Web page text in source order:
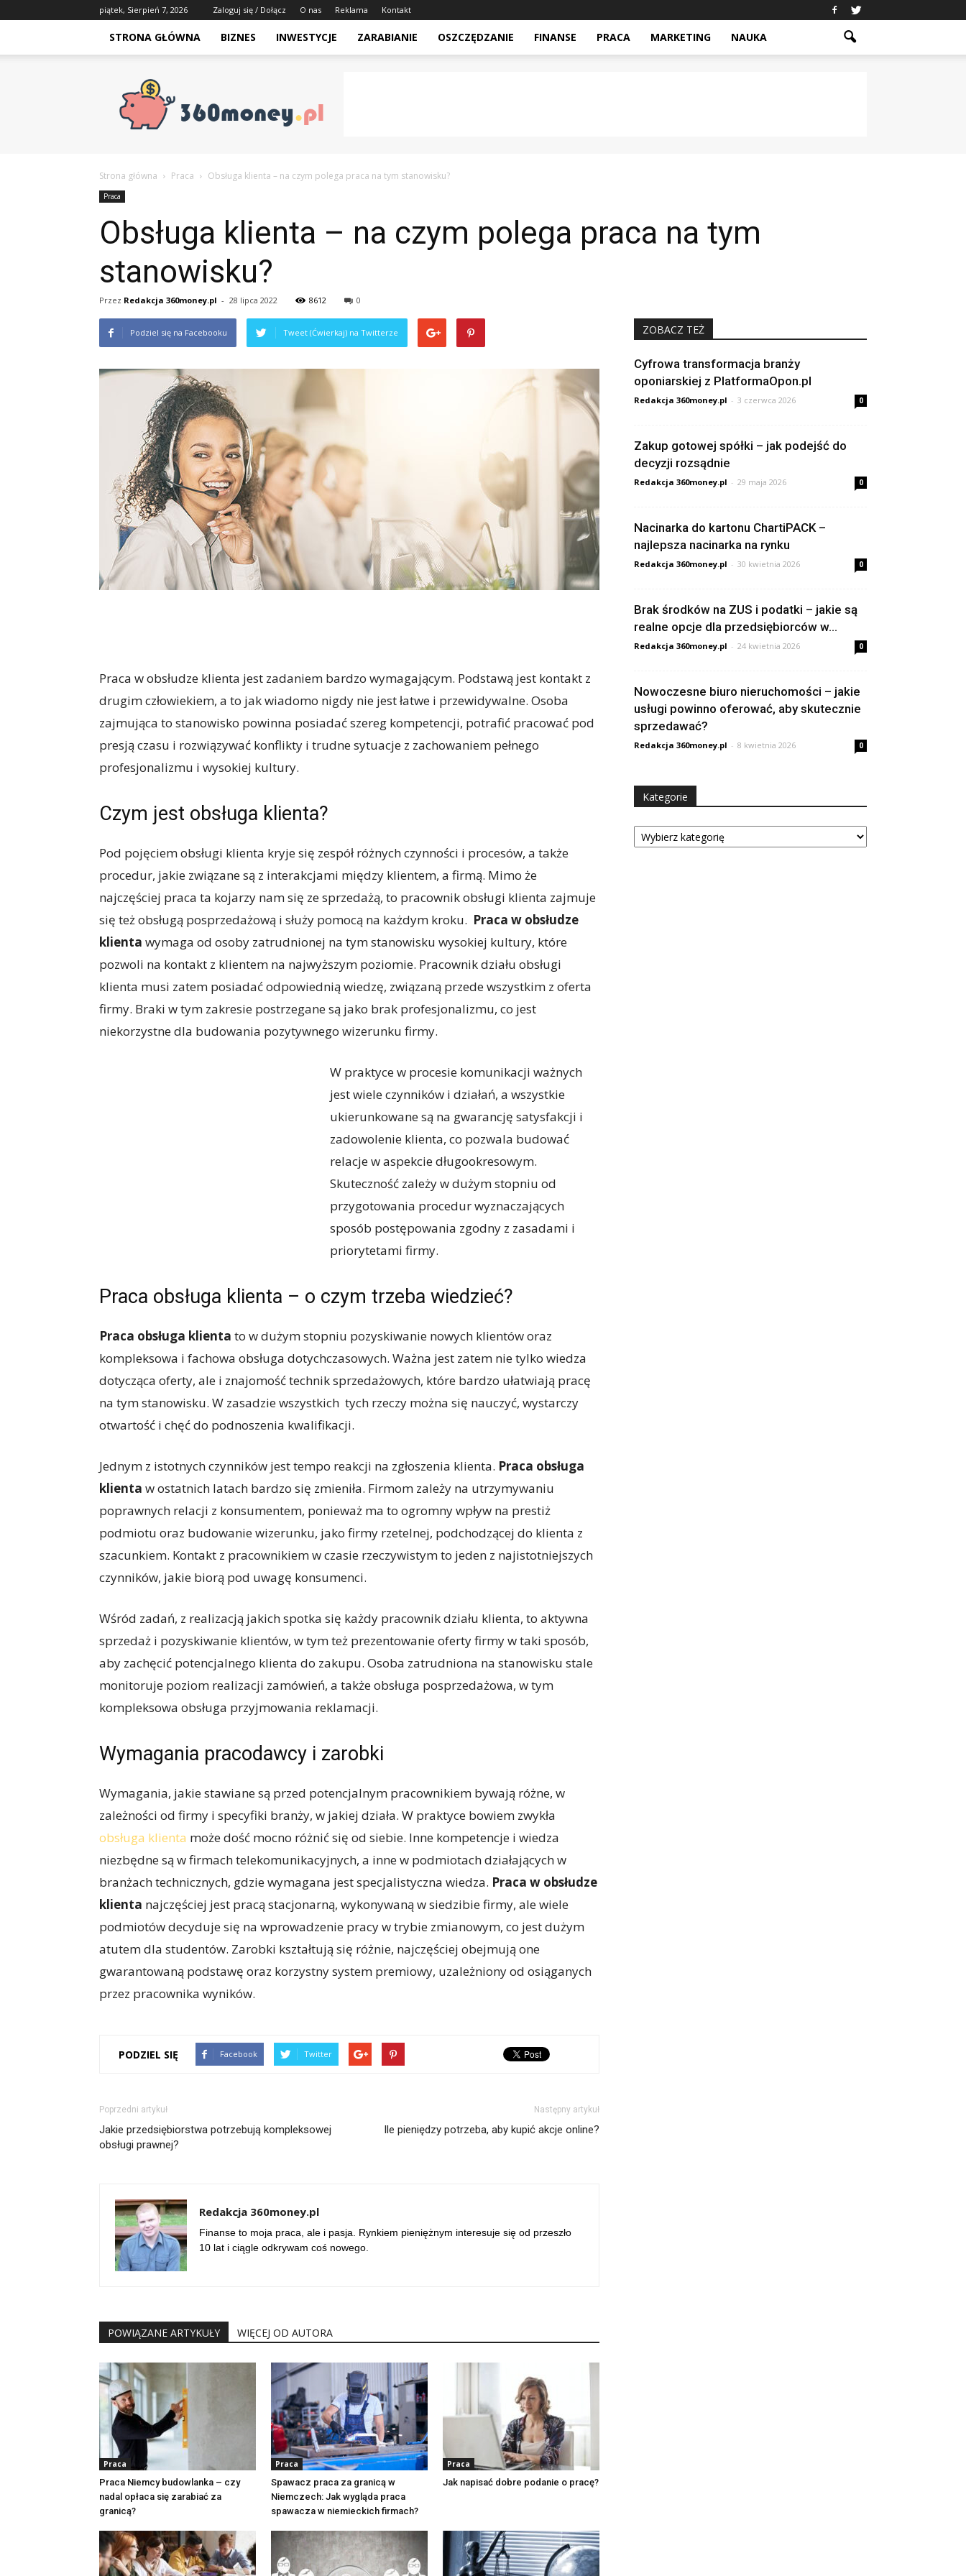
piątek, Sierpień 7, 2026 Zaloguj się / Dołącz O nas Reklama Kontakt
STRONA GŁÓWNA BIZNES INWESTYCJE ZARABIANIE OSZCZĘDZANIE FINANSE PRACA MARKETING NAUKA
Strona główna Praca Obsługa klienta – na czym polega praca na tym stanowisku?
Praca
Obsługa klienta – na czym polega praca na tym
stanowisku?
Przez Redakcja 360money.pl - 28 lipca 2022 8612 0
Podziel się na Facebooku Tweet (Ćwierkaj) na Twitterze
Praca w obsłudze klienta jest zadaniem bardzo wymagającym. Podstawą jest kontakt z
drugim człowiekiem, a to jak wiadomo nigdy nie jest łatwe i przewidywalne. Osoba
zajmująca to stanowisko powinna posiadać szereg kompetencji, potrafić pracować pod
presją czasu i rozwiązywać konflikty i trudne sytuacje z zachowaniem pełnego
profesjonalizmu i wysokiej kultury.
Czym jest obsługa klienta?
Pod pojęciem obsługi klienta kryje się zespół różnych czynności i procesów, a także
procedur, jakie związane są z interakcjami między klientem, a firmą. Mimo że
najczęściej praca ta kojarzy nam się ze sprzedażą, to pracownik obsługi klienta zajmuje
się też obsługą posprzedażową i służy pomocą na każdym kroku. Praca w obsłudze
klienta wymaga od osoby zatrudnionej na tym stanowisku wysokiej kultury, które
pozwoli na kontakt z klientem na najwyższym poziomie. Pracownik działu obsługi
klienta musi zatem posiadać odpowiednią wiedzę, związaną przede wszystkim z oferta
firmy. Braki w tym zakresie postrzegane są jako brak profesjonalizmu, co jest
niekorzystne dla budowania pozytywnego wizerunku firmy.
W praktyce w procesie komunikacji ważnych
jest wiele czynników i działań, a wszystkie
ukierunkowane są na gwarancję satysfakcji i
zadowolenie klienta, co pozwala budować
relacje w aspekcie długookresowym.
Skuteczność zależy w dużym stopniu od
przygotowania procedur wyznaczających
sposób postępowania zgodny z zasadami i
priorytetami firmy.
Praca obsługa klienta – o czym trzeba wiedzieć?
Praca obsługa klienta to w dużym stopniu pozyskiwanie nowych klientów oraz
kompleksowa i fachowa obsługa dotychczasowych. Ważna jest zatem nie tylko wiedza
dotycząca oferty, ale i znajomość technik sprzedażowych, które bardzo ułatwiają pracę
na tym stanowisku. W zasadzie wszystkich tych rzeczy można się nauczyć, wystarczy
otwartość i chęć do podnoszenia kwalifikacji.
Jednym z istotnych czynników jest tempo reakcji na zgłoszenia klienta. Praca obsługa
klienta w ostatnich latach bardzo się zmieniła. Firmom zależy na utrzymywaniu
poprawnych relacji z konsumentem, ponieważ ma to ogromny wpływ na prestiż
podmiotu oraz budowanie wizerunku, jako firmy rzetelnej, podchodzącej do klienta z
szacunkiem. Kontakt z pracownikiem w czasie rzeczywistym to jeden z najistotniejszych
czynników, jakie biorą pod uwagę konsumenci.
Wśród zadań, z realizacją jakich spotka się każdy pracownik działu klienta, to aktywna
sprzedaż i pozyskiwanie klientów, w tym też prezentowanie oferty firmy w taki sposób,
aby zachęcić potencjalnego klienta do zakupu. Osoba zatrudniona na stanowisku stale
monitoruje poziom realizacji zamówień, a także obsługa posprzedażowa, w tym
kompleksowa obsługa przyjmowania reklamacji.
Wymagania pracodawcy i zarobki
Wymagania, jakie stawiane są przed potencjalnym pracownikiem bywają różne, w
zależności od firmy i specyfiki branży, w jakiej działa. W praktyce bowiem zwykła
obsługa klienta może dość mocno różnić się od siebie. Inne kompetencje i wiedza
niezbędne są w firmach telekomunikacyjnych, a inne w podmiotach działających w
branżach technicznych, gdzie wymagana jest specjalistyczna wiedza. Praca w obsłudze
klienta najczęściej jest pracą stacjonarną, wykonywaną w siedzibie firmy, ale wiele
podmiotów decyduje się na wprowadzenie pracy w trybie zmianowym, co jest dużym
atutem dla studentów. Zarobki kształtują się różnie, najczęściej obejmują one
gwarantowaną podstawę oraz korzystny system premiowy, uzależniony od osiąganych
przez pracownika wyników.
PODZIEL SIĘ Facebook Twitter
Poprzedni artykuł
Jakie przedsiębiorstwa potrzebują kompleksowej
obsługi prawnej?
Następny artykuł
Ile pieniędzy potrzeba, aby kupić akcje online?
Redakcja 360money.pl
Finanse to moja praca, ale i pasja. Rynkiem pieniężnym interesuje się od przeszło
10 lat i ciągle odkrywam coś nowego.
POWIĄZANE ARTYKUŁY WIĘCEJ OD AUTORA
Praca
Praca Niemcy budowlanka – czy
nadal opłaca się zarabiać za
granicą?
Praca
Spawacz praca za granicą w
Niemczech: Jak wygląda praca
spawacza w niemieckich firmach?
Praca
Jak napisać dobre podanie o pracę?
ZOBACZ TEŻ
Cyfrowa transformacja branży
oponiarskiej z PlatformaOpon.pl
Redakcja 360money.pl - 3 czerwca 2026 0
Zakup gotowej spółki – jak podejść do
decyzji rozsądnie
Redakcja 360money.pl - 29 maja 2026 0
Nacinarka do kartonu ChartiPACK –
najlepsza nacinarka na rynku
Redakcja 360money.pl - 30 kwietnia 2026 0
Brak środków na ZUS i podatki – jakie są
realne opcje dla przedsiębiorców w...
Redakcja 360money.pl - 24 kwietnia 2026 0
Nowoczesne biuro nieruchomości – jakie
usługi powinno oferować, aby skutecznie
sprzedawać?
Redakcja 360money.pl - 8 kwietnia 2026 0
Kategorie
Kategorie